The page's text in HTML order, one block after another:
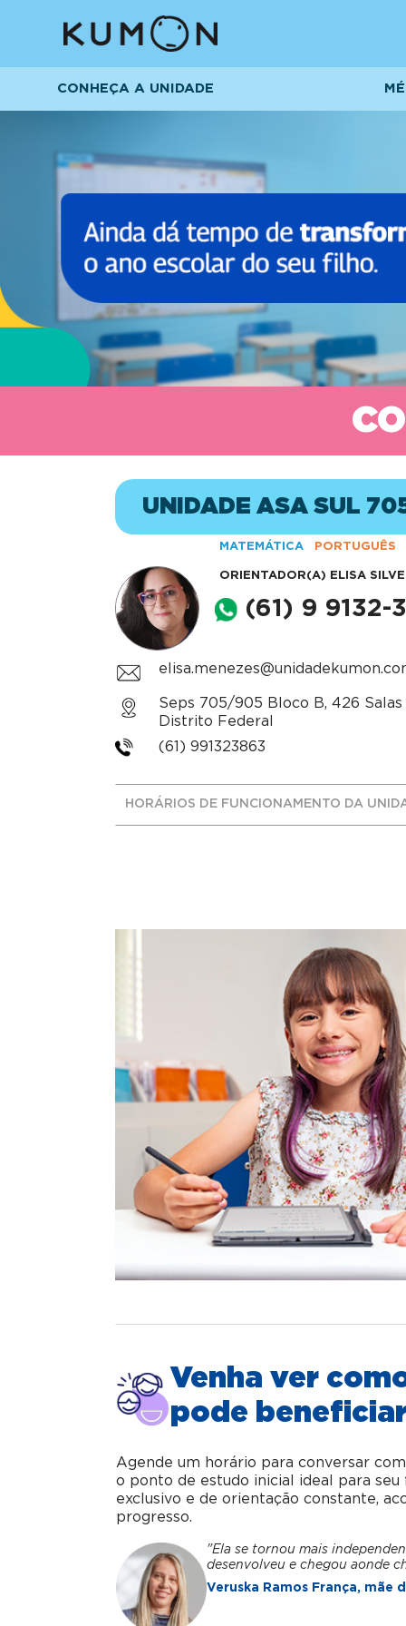
CONHEÇA A UNIDADE
UNIDADE ASA SUL
MATEMÁTICA PORTUGUÊS
ORIENTADOR(A) ELISA
(61) 9 9132-
Seps 705/905 Bloco B, 426
Distrito Federal
(61) 991323863
HORÁRIOS DE FUNCIONAMENTO DA
Venha ver
pode
Agende um horário para conversar
o ponto de estudo inicial ideal para
exclusivo e de orientação constante,
progresso.
"Ela se tornou mais
desenvolveu e chegou aonde
Veruska Ramos França, mãe